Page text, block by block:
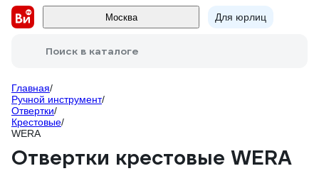
Москва Для юрлиц
Поиск в каталоге
Главная/
Ручной инструмент/
Отвертки/
Крестовые/
WERA
Отвертки крестовые WERA